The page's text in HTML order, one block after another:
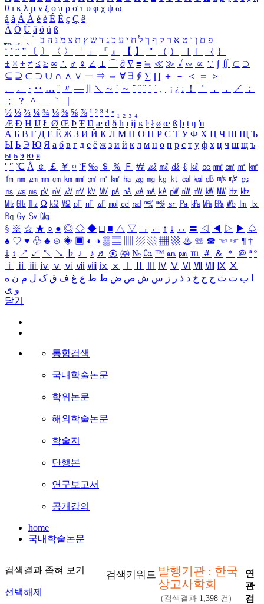
θ ι κ λ μ ν ξ ο π ρ σ τ υ φ χ ψ ω
á à Á À é è É È ç Ç ê
Ä Ö Ü ä ö ü ß
ִֶֹ ֻּ ׁׂ פ ם ן ו ט א ר ק ף ך ל ח י ע כ ג ד ש ץ ת צ מ נ ה ב
‘ ’ “ ” 〔 〕 〈 〉 「 」 『 』 【 】 ＂ （ ） ［ ］ ｛ ｝
± × ÷ ≠ ≤ ≥ ∞ ∴ ♂ ♀ ∠ ⊥ ⌒ ∂ ∇ ≡ ≒ ≪ ≫ √ ∽ ∝ ∵ ∫ ∬ ∈ ∋
⊆ ⊇ ⊂ ⊃ ∪ ∩ ∧ ∨ ￢ ⇒ ⇔ ∀ ∃ ∮ ∑ ∏ ＋ － ＜ ＝
＞
、
。 · ‥ … ¨ 〃 ― ＼ ∼ ´ ～ ˇ ˘ ˝ ˚ ˙ ¸ ¡ ¿ ː ！ ＇ ， ． ／
：
；
？ ＾ ｀
½ ⅓ ⅔ ¼ ¾ ⅛ ⅜ ⅝ ⅞ ¹ ² ³ ⁴ ⁿ ₁ ₂ ₃ ₄
Æ Ð Ħ Ĳ Ł Ø Œ Þ Ŧ Ŋ æ đ ð ħ ı ĳ ĸ ŀ ł ø œ ß þ ŧ ŋ ŉ
А Б В Г Д Е Ё Ж З И Й К Л М Н О П Р С Т У Ф Х Ц Ч Ш Щ Ъ
Ы Ь Э Ю Я а б в г д е ё ж з и й к л м н о п р с т у ф х ц ч ш щ ъ
ы ь э ю я
′ ″ ℃ Å ￠ ￡ ￥ ¤ ℉ ‰ ＄ ％ Ｆ ￦ ㎕ ㎖ ㎗ ℓ ㎘ ㏄ ㎣ ㎤ ㎥ ㎦
㎙ ㎚ ㎛ ㎜ ㎝ ㎞ ㎟ ㎠ ㎡ ㎢ ㏊ ㎍ ㎎ ㎏ ㏏ ㎈ ㎉ ㏈ ㎧ ㎨ ㎰
㎱ ㎲ ㎳ ㎴ ㎵ ㎶ ㎷ ㎸ ㎹ ㎀ ㎁ ㎂ ㎃ ㎄ ㎺ ㎻ ㎽ ㎾ ㎿ ㎐ ㎑
㎒ ㎓ ㎔ Ω ㏀ ㏁ ㎊ ㎋ ㎌ ㏖ ㏅ ㎭ ㎮ ㎯ ㏛ ㎩ ㎪ ㎫ ㎬ ㏝ ㏐
㏓
㏃ ㏉ ㏜ ㏆
§ ※ ☆ ★ ○ ● ◎ ◇ ◆ □ ■ △ ▽ → ← ↑ ↓ ↔ 〓 ◁ ◀ ▷ ▶ ♤
♠ ♡ ♥ ♧ ♣ ⊙ ◈ ▣ ◐ ◑ ▒ ▤ ▨ ▧ ▦ ▩ ♨ ☏ ☎ ☜ ☞ ¶ †
‡ ↕ ↗ ↙ ↖ ↘ ♭ ♩ ♪ ♬ ㉿ ㈜ № ㏇ ™ ㏂ ㏘ ℡ ＃ ＆ ＊ ＠ ª º
ⅰ
ⅱ ⅲ ⅳ ⅴ ⅵ ⅶ ⅷ ⅸ ⅹ Ⅳ Ⅴ Ⅵ Ⅶ Ⅷ Ⅸ Ⅹ
ب ت ث ج ح خ د ذ ر ز س ش ص ض ط ظ ع غ ف ق ک ل م ن ه
و ی
닫기
통합검색
국내학술논문
학위논문
해외학술논문
학술지
단행본
연구보고서
공개강의
home
국내학술논문
검색결과 좁혀 보기
선택해제
검색키워드 발행기관 : 한국
상고사학회
(검색결과 1,398 건)
연
관
검